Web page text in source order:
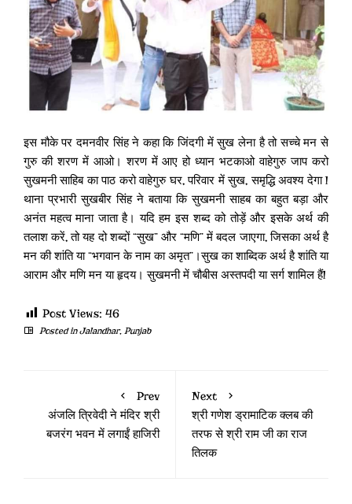
इस मौके पर दमनवीर सिंह ने कहा कि जिंदगी में सुख लेना है तो सच्चे मन से
गुरु की शरण में आओ। शरण में आए हो ध्यान भटकाओ वाहेगुरु जाप करो
सुखमनी साहिब का पाठ करो वाहेगुरु घर, परिवार में सुख, समृद्धि अवश्य देगा l
थाना प्रभारी सुखबीर सिंह ने बताया कि सुखमनी साहब का बहुत बड़ा और
अनंत महत्व माना जाता है। यदि हम इस शब्द को तोड़ें और इसके अर्थ की
तलाश करें, तो यह दो शब्दों “सुख” और “मणि” में बदल जाएगा, जिसका अर्थ है
मन की शांति या “भगवान के नाम का अमृत”।सुख का शाब्दिक अर्थ है शांति या
आराम और मणि मन या हृदय। सुखमनी में चौबीस अस्तपदी या सर्ग शामिल हैंl
Post Views: 46
Posted inJalandhar, Punjab
Prev
अंजलि त्रिवेदी ने मंदिर श्री
बजरंग भवन में लगाईं हाजिरी
Next
श्री गणेश ड्रामाटिक क्लब की
तरफ से श्री राम जी का राज
तिलक